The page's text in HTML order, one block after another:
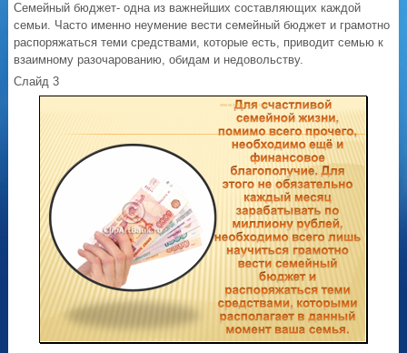
Семейный бюджет- одна из важнейших составляющих каждой
семьи. Часто именно неумение вести семейный бюджет и грамотно
распоряжаться теми средствами, которые есть, приводит семью к
взаимному разочарованию, обидам и недовольству.
Слайд 3